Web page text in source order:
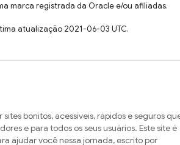
marca registrada da Oracle e/ou afiliadas.
atualização 2021-06-03 UTC.
bonitos, acessíveis, rápidos e seguros
e para todos os seus usuários. Este site é
ajudar você nessa jornada, escrito por